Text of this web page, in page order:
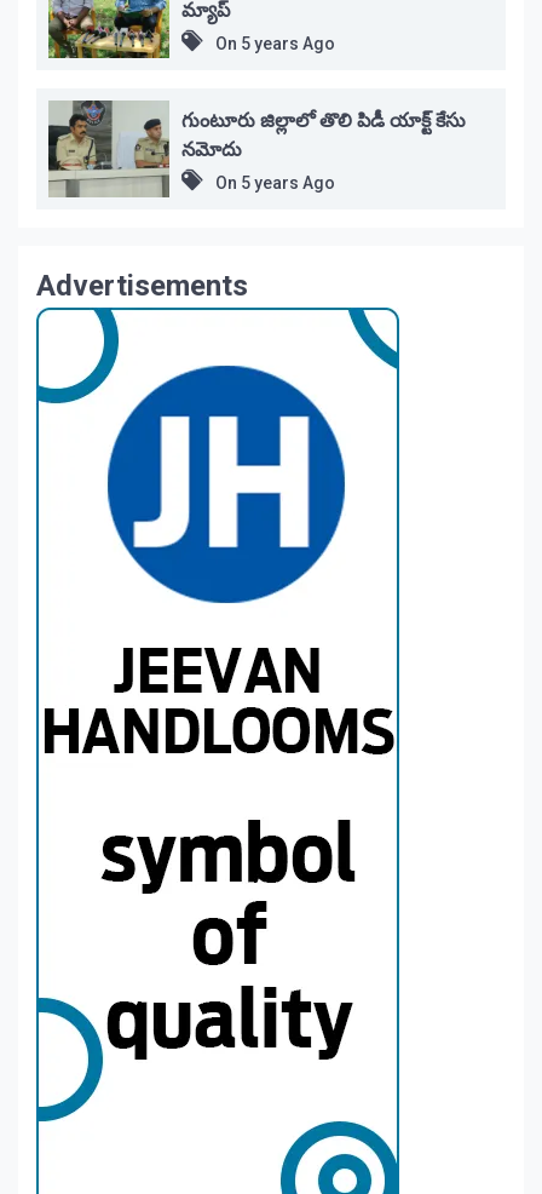
మ్యాప్
On 5 years Ago
గుంటూరు జిల్లాలో తొలి పిడీ యాక్ట్ కేసు
నమోదు
On 5 years Ago
Advertisements